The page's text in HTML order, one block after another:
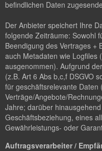
befindlichen Daten
Der Anbieter speichert Ihre
folgende Zeiträume: Sowohl
Beendigung des Vertrages +
auch Metadaten wie Logfiles
ausgenommen). Aufgrund
(z.B. Art 6 Abs b,c,f DSGVO
für geschäftsrelevante Daten
Verträge/Angebote/
Jahre; darüber
Geschäftsbeziehung, eines
Gewährleistungs- oder
Auftragsverarbeiter /